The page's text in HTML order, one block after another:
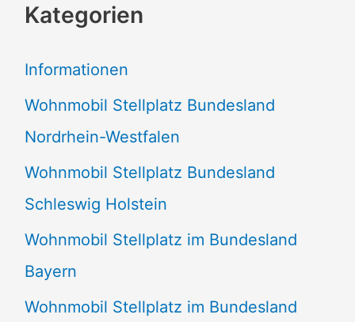
h
n
n
a
c
h
:
Kategorien
Informationen
Wohnmobil Stellplatz Bundesland
Nordrhein-Westfalen
Wohnmobil Stellplatz Bundesland
Schleswig Holstein
Wohnmobil Stellplatz im Bundesland
Bayern
Wohnmobil Stellplatz im Bundesland